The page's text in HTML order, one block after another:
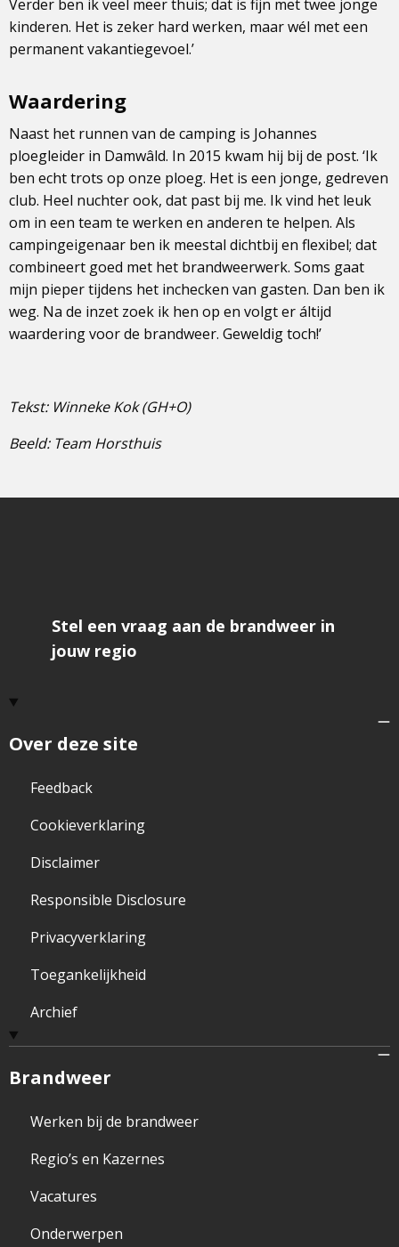
Verder ben ik veel meer thuis; dat is fijn met twee jonge
kinderen. Het is zeker hard werken, maar wél met een
permanent vakantiegevoel.’
Waardering
Naast het runnen van de camping is Johannes
ploegleider in Damwâld. In 2015 kwam hij bij de post. ‘Ik
ben echt trots op onze ploeg. Het is een jonge, gedreven
club. Heel nuchter ook, dat past bij me. Ik vind het leuk
om in een team te werken en anderen te helpen. Als
campingeigenaar ben ik meestal dichtbij en flexibel; dat
combineert goed met het brandweerwerk. Soms gaat
mijn pieper tijdens het inchecken van gasten. Dan ben ik
weg. Na de inzet zoek ik hen op en volgt er áltijd
waardering voor de brandweer. Geweldig toch!’
Tekst: Winneke Kok (GH+O)
Beeld: Team Horsthuis
Over deze site
Feedback
Cookieverklaring
Disclaimer
Responsible Disclosure
Privacyverklaring
Toegankelijkheid
Archief
Brandweer
Werken bij de brandweer
Regio’s en Kazernes
Vacatures
Onderwerpen
Stel een vraag aan de brandweer in
jouw regio